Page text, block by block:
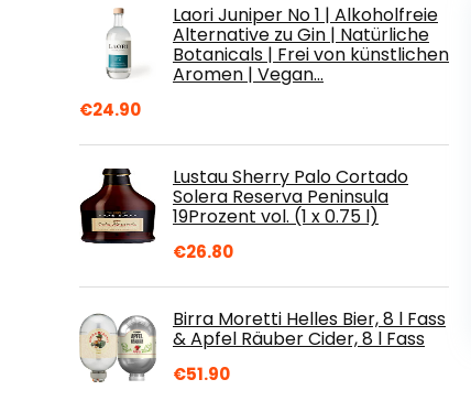
Laori Juniper No 1 | Alkoholfreie
Alternative zu Gin | Natürliche
Botanicals | Frei von künstlichen
Aromen | Vegan…
€24.90
Lustau Sherry Palo Cortado
Solera Reserva Peninsula
19Prozent vol. (1 x 0.75 l)
€26.80
Birra Moretti Helles Bier, 8 l Fass
& Apfel Räuber Cider, 8 l Fass
€51.90